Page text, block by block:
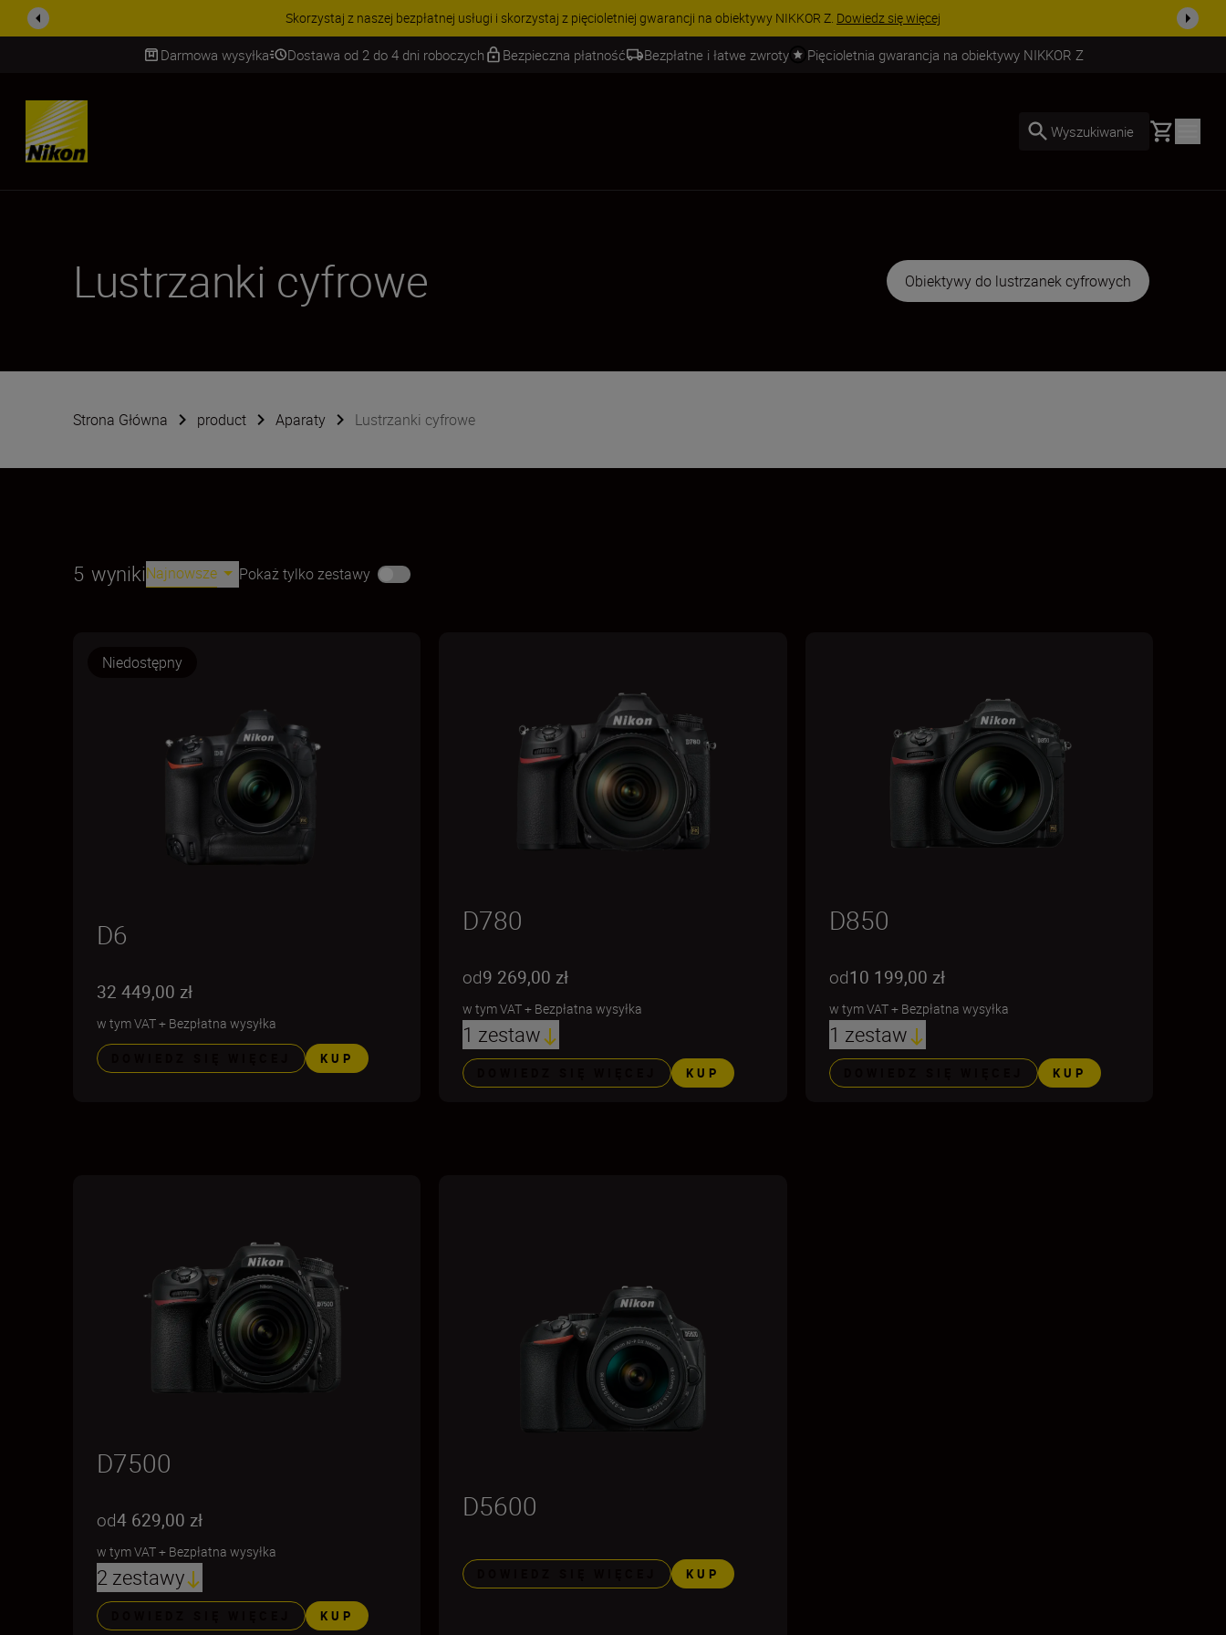
PROMOCJA NA AKCESORIA | Oszczędź 15% na wybranych akcesoriach i skompletuj swój zestaw już dzisiaj!
Darmowa wysyłka Dostawa od 2 do 4 dni roboczych Bezpieczna płatność Bezpłatne i łatwe zwroty Pięcioletnia gwarancja na obiektywy NIKKOR Z
SKIP
Wyszukiwanie Basket
Lustrzanki cyfrowe Obiektywy do lustrzanek cyfrowych
Strona Główna product Aparaty Lustrzanki cyfrowe
5 wynikiNajnowsze Pokaż tylko zestawy
Niedostępny
D6
32 449,00 zł
w tym VAT+ Bezpłatna wysyłka
KUP
D780
od9 269,00 zł
w tym VAT+ Bezpłatna wysyłka
1 zestaw
KUP
D850
od10 199,00 zł
w tym VAT+ Bezpłatna wysyłka
1 zestaw
KUP
D7500
od4 629,00 zł
w tym VAT+ Bezpłatna wysyłka
2 zestawy
KUP
D5600
KUP